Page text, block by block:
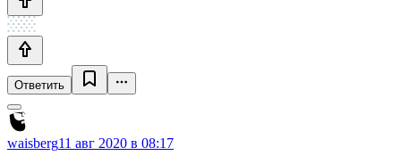
Ответить
waisberg11 авг 2020 в 08:17